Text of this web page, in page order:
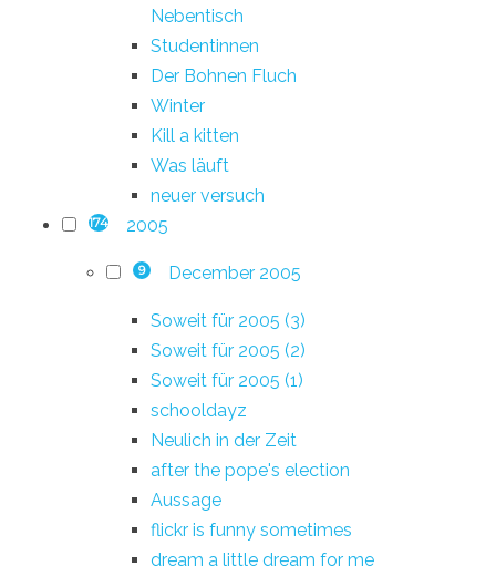
Nebentisch
Studentinnen
Der Bohnen Fluch
Winter
Kill a kitten
Was läuft
neuer versuch
174 2005
9 December 2005
Soweit für 2005 (3)
Soweit für 2005 (2)
Soweit für 2005 (1)
schooldayz
Neulich in der Zeit
after the pope's election
Aussage
flickr is funny sometimes
dream a little dream for me